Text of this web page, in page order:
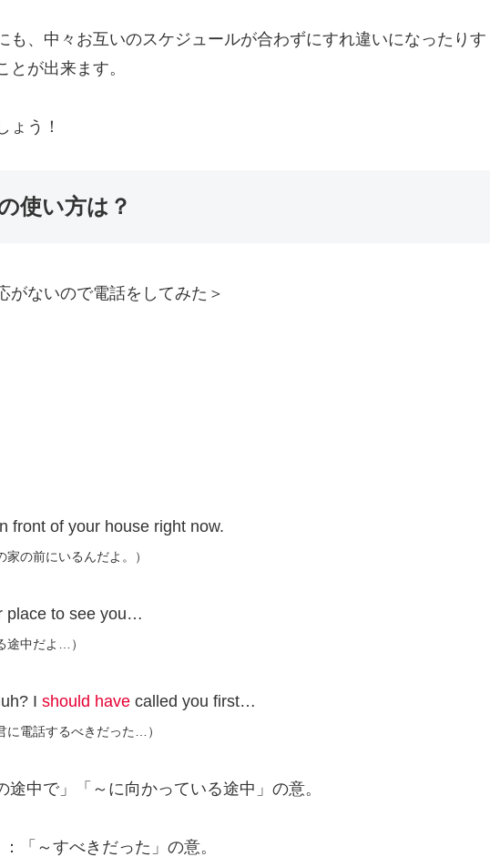
も、中々お互いのスケジュールが合わずにすれ違いになったりす
が出来ます。
ょう！
使い方は？
がないので電話をしてみた＞
front of your house right now.
の前にいるんだよ。）
place to see you…
途中だよ…）
I should have called you first…
に電話するべきだった…）
途中で」「～に向かっている途中」の意。
「～すべきだった」の意。